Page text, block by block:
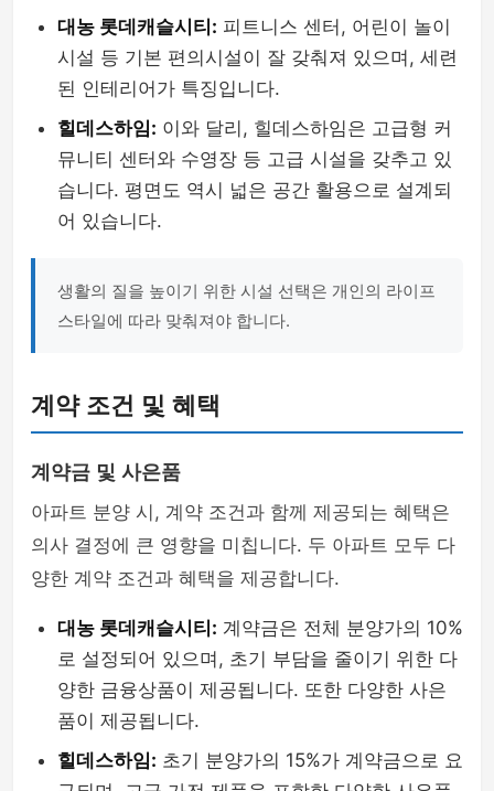
대농 롯데캐슬시티: 피트니스 센터, 어린이 놀이
시설 등 기본 편의시설이 잘 갖춰져 있으며, 세련
된 인테리어가 특징입니다.
힐데스하임: 이와 달리, 힐데스하임은 고급형 커
뮤니티 센터와 수영장 등 고급 시설을 갖추고 있
습니다. 평면도 역시 넓은 공간 활용으로 설계되
어 있습니다.
생활의 질을 높이기 위한 시설 선택은 개인의 라이프
스타일에 따라 맞춰져야 합니다.
계약 조건 및 혜택
계약금 및 사은품
아파트 분양 시, 계약 조건과 함께 제공되는 혜택은
의사 결정에 큰 영향을 미칩니다. 두 아파트 모두 다
양한 계약 조건과 혜택을 제공합니다.
대농 롯데캐슬시티: 계약금은 전체 분양가의 10%
로 설정되어 있으며, 초기 부담을 줄이기 위한 다
양한 금융상품이 제공됩니다. 또한 다양한 사은
품이 제공됩니다.
힐데스하임: 초기 분양가의 15%가 계약금으로 요